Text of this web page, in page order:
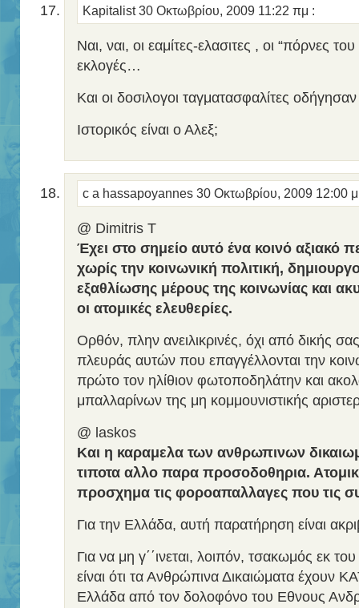
Kapitalist30 Οκτωβρίου, 2009 11:22 πμ :
Ναι, ναι, οι εαμίτες-ελασιτες , οι “πόρνες
εκλογές…
Και οι δοσιλογοι ταγματασφαλίτες
Ιστορικός είναι ο Αλεξ;
c a hassapoyannes 30 Οκτωβρίου, 2009 12:00
@ Dimitris T
Έχει στο σημείο αυτό ένα κοινό αξιακό
χωρίς την κοινωνική πολιτική,
εξαθλίωσης μέρους της κοινωνίας και
οι ατομικές ελευθερίες.
Oρθόν, πλην ανειλικρινές, όχι από δικής
πλευράς αυτών που επαγγέλλονται την
πρώτο τον ηλίθιον φωτοποδηλάτην και
μπαλλαρίνων της μη κομμουνιστικής
@ laskos
Και η καραμελα των ανθρωπινων
τιποτα αλλο παρα προσοδοθηρια.
προσχημα τις φοροαπαλλαγες που τις
Για την Ελλάδα, αυτή παρατήρηση είναι
Για να μη γ΄΄ινεται, λοιπόν, τσακωμός εκ
είναι ότι τα Ανθρώπινα Δικαιώματα έχουν
Ελλάδα από τον δολοφόνο του Εθνους